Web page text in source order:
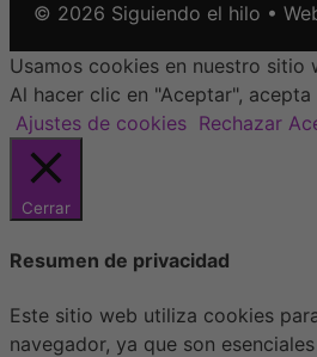
© 2026 Siguiendo el hilo •
Usamos cookies en nuestro sitio
Al hacer clic en "Aceptar",
Ajustes de cookies Rechazar
Cerrar
Resumen de privacidad
Este sitio web utiliza cookies
navegador, ya que son